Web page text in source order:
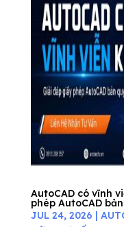
AutoCAD có vĩnh
phép AutoCAD
JUL 24, 2026 |